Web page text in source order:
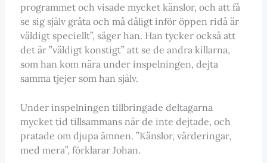
programmet och visade mycket känslor, och att få
se sig själv gråta och må dåligt inför öppen ridå är
väldigt speciellt”, säger han. Han tycker också att
det är ”väldigt konstigt” att se de andra killarna,
som han kom nära under inspelningen, dejta
samma tjejer som han själv.
Under inspelningen tillbringade deltagarna
mycket tid tillsammans när de inte dejtade, och
pratade om djupa ämnen. ”Känslor, värderingar,
med mera”, förklarar Johan.